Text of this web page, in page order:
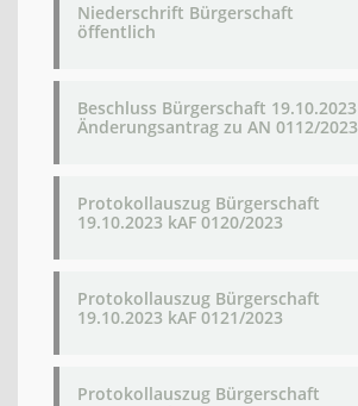
Niederschrift Bürgerschaft
öffentlich
Beschluss Bürgerschaft 19.10.2023
Änderungsantrag zu AN 0112/2023
Protokollauszug Bürgerschaft
19.10.2023 kAF 0120/2023
Protokollauszug Bürgerschaft
19.10.2023 kAF 0121/2023
Protokollauszug Bürgerschaft